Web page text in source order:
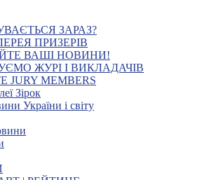
ЗАРАЗ?
ПРИЗЕРІВ
ВАШІ НОВИНИ!
ЖУРІ І ВИКЛАДАЧІВ
JURY MEMBERS
Зірок
України і світу